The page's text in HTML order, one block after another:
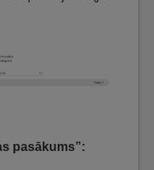
pasākums”: